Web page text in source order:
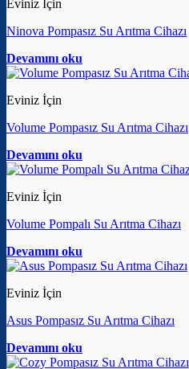
Eviniz İçin
Ninova Pompasız Su Arıtma Cihazı
Devamını oku
Eviniz İçin
Volume Pompasız Su Arıtma Cihazı
Devamını oku
Eviniz İçin
Volume Pompalı Su Arıtma Cihazı
Devamını oku
Eviniz İçin
Asus Pompasız Su Arıtma Cihazı
Devamını oku